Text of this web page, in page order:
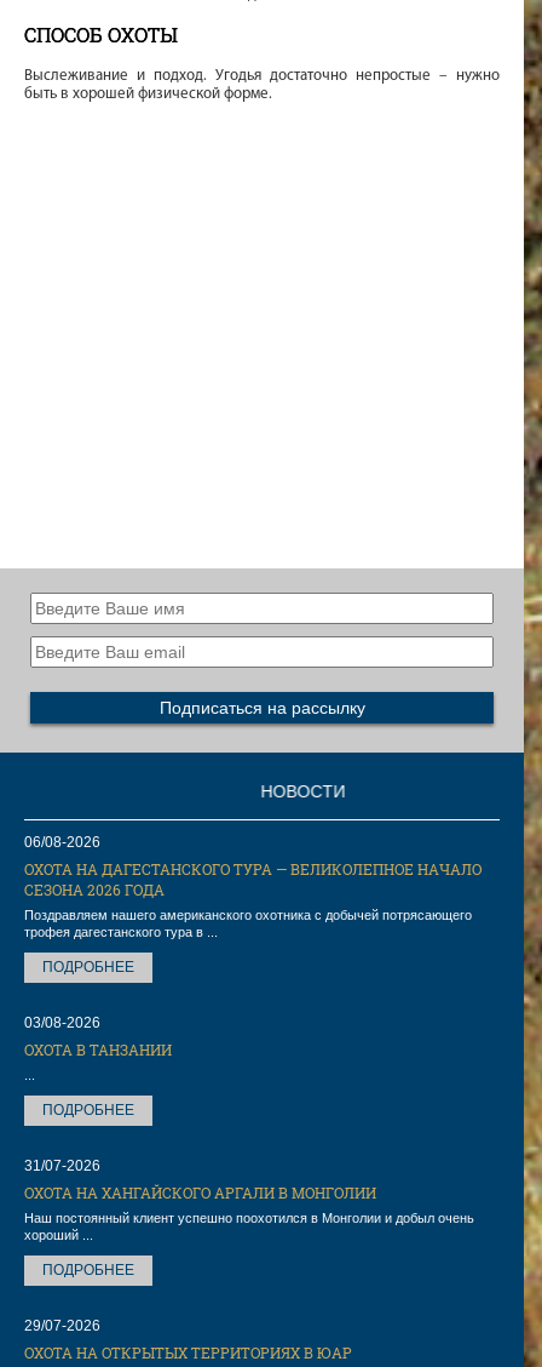
СПОСОБ ОХОТЫ
Выслеживание и подход. Угодья достаточно непростые – нужно
быть в хорошей физической форме.
НОВОСТИ
06/08-2026
ОХОТА НА ДАГЕСТАНСКОГО ТУРА — ВЕЛИКОЛЕПНОЕ НАЧАЛО
СЕЗОНА 2026 ГОДА
Поздравляем нашего американского охотника с добычей потрясающего
трофея дагестанского тура в ...
ПОДРОБНЕЕ
03/08-2026
ОХОТА В ТАНЗАНИИ
ПОДРОБНЕЕ
31/07-2026
ОХОТА НА ХАНГАЙСКОГО АРГАЛИ В МОНГОЛИИ
Наш постоянный клиент успешно поохотился в Монголии и добыл очень
хороший ...
ПОДРОБНЕЕ
29/07-2026
ОХОТА НА ОТКРЫТЫХ ТЕРРИТОРИЯХ В ЮАР